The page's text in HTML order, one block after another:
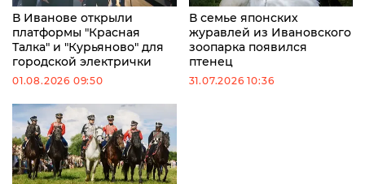
В Иванове открыли
платформы "Красная
Талка" и "Курьяново" для
городской электрички
01.08.2026 09:50
В семье японских
журавлей из Ивановского
зоопарка появился
птенец
31.07.2026 10:36